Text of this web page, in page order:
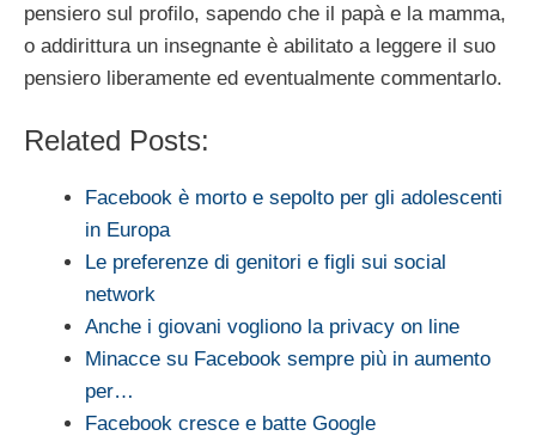
pensiero sul profilo, sapendo che il papà e la mamma,
o addirittura un insegnante è abilitato a leggere il suo
pensiero liberamente ed eventualmente commentarlo.
Related Posts:
Facebook è morto e sepolto per gli adolescenti
in Europa
Le preferenze di genitori e figli sui social
network
Anche i giovani vogliono la privacy on line
Minacce su Facebook sempre più in aumento
per…
Facebook cresce e batte Google